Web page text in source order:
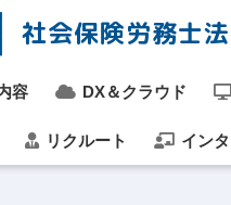
社会保険労務士
容 DX＆クラウド
リクルート イン